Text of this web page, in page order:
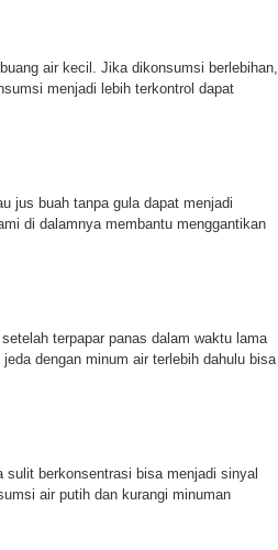
air kecil. Jika dikonsumsi berlebihan,
menjadi lebih terkontrol dapat
jus buah tanpa gula dapat menjadi
di dalamnya membantu menggantikan
terpapar panas dalam waktu lama
dengan minum air terlebih dahulu bisa
berkonsentrasi bisa menjadi sinyal
air putih dan kurangi minuman